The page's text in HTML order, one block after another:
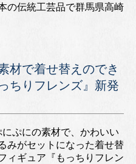
の伝統工芸品で群馬県高崎
材で着せ替えのでき
ちりフレンズ』新発
ぷにの素材で、かわいい
みがセットになった着せ替
ィギュア『もっちりフレン